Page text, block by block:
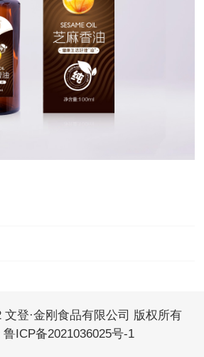
登·金刚食品有限公司 版权所有
鲁ICP备2021036025号-1